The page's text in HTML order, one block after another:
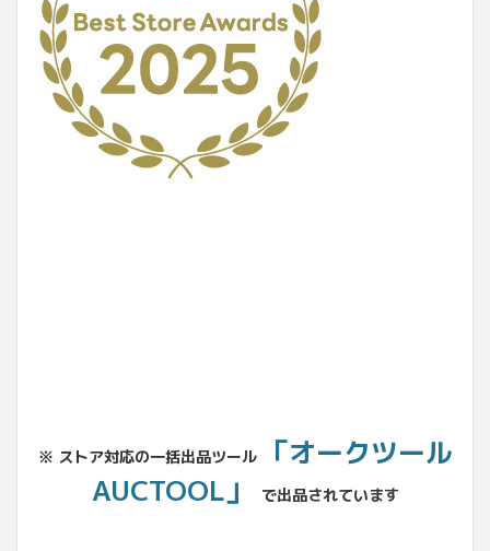
※ ストア対応の一括出品ツール
「オークツール
AUCTOOL」
で出品されています